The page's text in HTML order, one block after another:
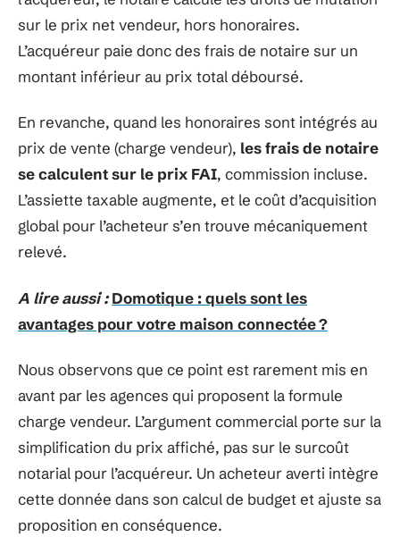
sur le prix net vendeur, hors honoraires.
L’acquéreur paie donc des frais de notaire sur un
montant inférieur au prix total déboursé.
En revanche, quand les honoraires sont intégrés au
prix de vente (charge vendeur), les frais de notaire
se calculent sur le prix FAI, commission incluse.
L’assiette taxable augmente, et le coût d’acquisition
global pour l’acheteur s’en trouve mécaniquement
relevé.
A lire aussi : Domotique : quels sont les
avantages pour votre maison connectée ?
Nous observons que ce point est rarement mis en
avant par les agences qui proposent la formule
charge vendeur. L’argument commercial porte sur la
simplification du prix affiché, pas sur le surcoût
notarial pour l’acquéreur. Un acheteur averti intègre
cette donnée dans son calcul de budget et ajuste sa
proposition en conséquence.